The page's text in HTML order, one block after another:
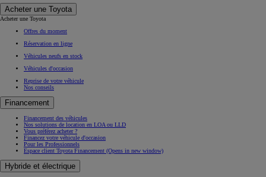
Acheter une Toyota
Acheter une Toyota
Offres du moment
Réservation en ligne
Véhicules neufs en stock
Véhicules d'occasion
Reprise de votre véhicule
Nos conseils
Financement
Financement des véhicules
Nos solutions de location en LOA ou LLD
Vous préférez acheter ?
Financez votre véhicule d'occasion
Pour les Professionnels
Espace client Toyota Financement (Opens in new window)
Hybride et électrique